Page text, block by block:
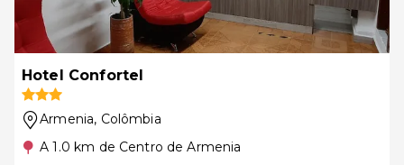
Hotel Confortel
Armenia, Colômbia
A 1.0 km de Centro de Armenia